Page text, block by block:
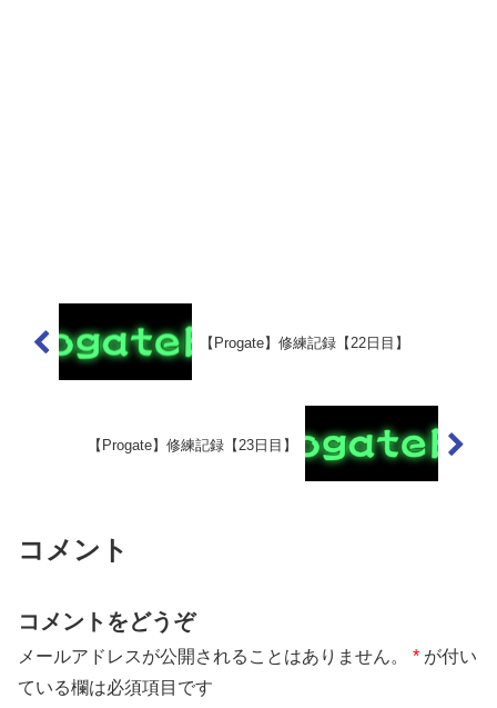
【Progate】修練記録【22日目】
【Progate】修練記録【23日目】
コメント
コメントをどうぞ
メールアドレスが公開されることはありません。 * が付い
ている欄は必須項目です